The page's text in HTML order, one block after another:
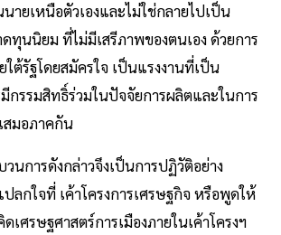
ายเหนือตัวเองและไม่ใช่กลายไปเป็น
ดทุนนิยม ที่ไม่มีเสรีภาพของตนเอง ด้วยการ
ใต้รัฐโดยสมัครใจ เป็นแรงงานที่เป็น
มีกรรมสิทธิ์ร่วมในปัจจัยการผลิตและในการ
สมอภาคกัน
นการดังกล่าวจึงเป็นการปฏิวัติอย่าง
ลกใจที่ เค้าโครงการเศรษฐกิจ หรือพูดให้
เศรษฐศาสตร์การเมืองภายในเค้าโครงฯ